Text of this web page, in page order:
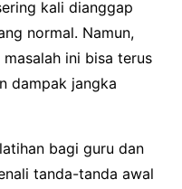
kali dianggap
normal. Namun,
ini bisa terus
dampak jangka
bagi guru dan
tanda-tanda awal